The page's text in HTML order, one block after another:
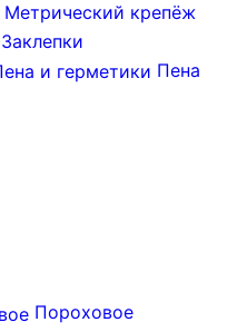
Метрический крепёж
Заклепки
Пена
Пороховое